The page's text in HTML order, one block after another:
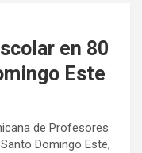
en 80
Este
de Profesores
Domingo Este,